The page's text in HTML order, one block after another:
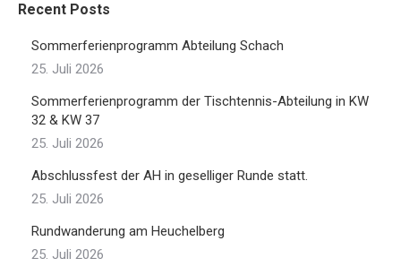
Recent Posts
Sommerferienprogramm Abteilung Schach
25. Juli 2026
Sommerferienprogramm der Tischtennis-Abteilung in KW
32 & KW 37
25. Juli 2026
Abschlussfest der AH in geselliger Runde statt.
25. Juli 2026
Rundwanderung am Heuchelberg
25. Juli 2026